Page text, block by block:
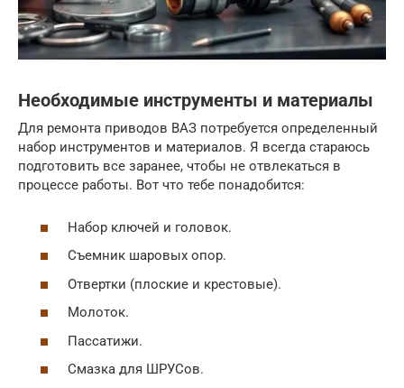
Необходимые инструменты и материалы
Для ремонта приводов ВАЗ потребуется определенный
набор инструментов и материалов. Я всегда стараюсь
подготовить все заранее, чтобы не отвлекаться в
процессе работы. Вот что тебе понадобится:
Набор ключей и головок.
Съемник шаровых опор.
Отвертки (плоские и крестовые).
Молоток.
Пассатижи.
Смазка для ШРУСов.